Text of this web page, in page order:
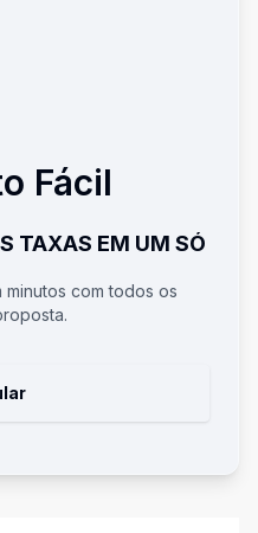
Fácil
TAXAS EM UM SÓ
minutos com todos os